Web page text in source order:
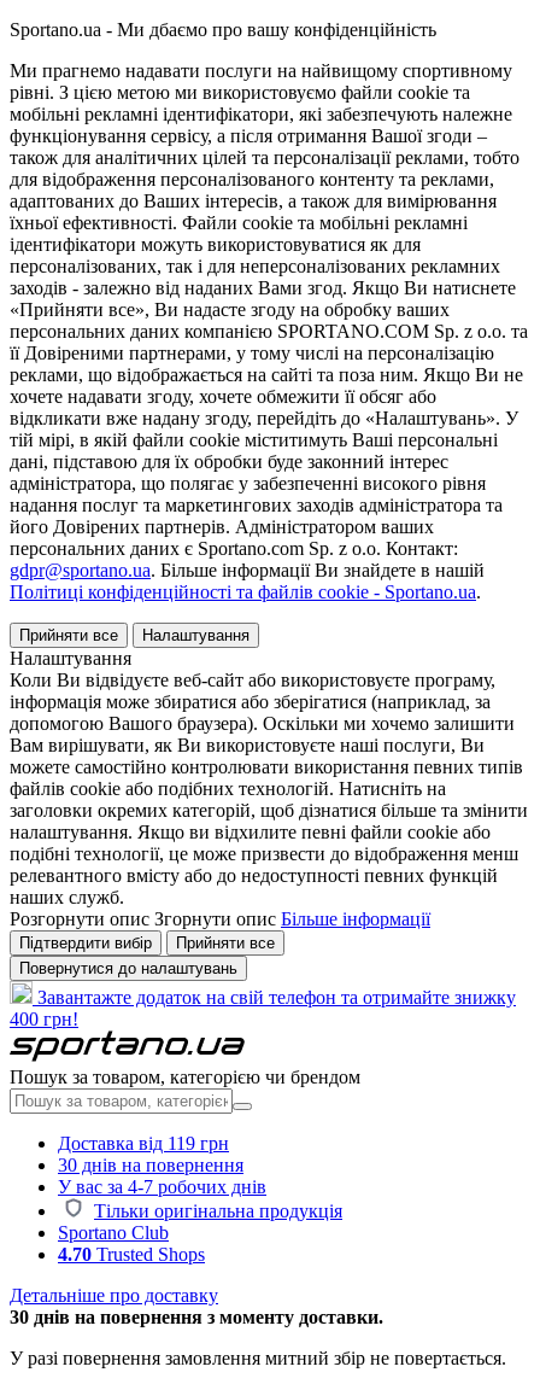
Sportano.ua - Ми дбаємо про вашу конфіденційність
Ми прагнемо надавати послуги на найвищому спортивному
рівні. З цією метою ми використовуємо файли cookie та
мобільні рекламні ідентифікатори, які забезпечують належне
функціонування сервісу, а після отримання Вашої згоди –
також для аналітичних цілей та персоналізації реклами, тобто
для відображення персоналізованого контенту та реклами,
адаптованих до Ваших інтересів, а також для вимірювання
їхньої ефективності. Файли cookie та мобільні рекламні
ідентифікатори можуть використовуватися як для
персоналізованих, так і для неперсоналізованих рекламних
заходів - залежно від наданих Вами згод. Якщо Ви натиснете
«Прийняти все», Ви надасте згоду на обробку ваших
персональних даних компанією SPORTANO.COM Sp. z o.o. та
її Довіреними партнерами, у тому числі на персоналізацію
реклами, що відображається на сайті та поза ним. Якщо Ви не
хочете надавати згоду, хочете обмежити її обсяг або
відкликати вже надану згоду, перейдіть до «Налаштувань». У
тій мірі, в якій файли cookie міститимуть Ваші персональні
дані, підставою для їх обробки буде законний інтерес
адміністратора, що полягає у забезпеченні високого рівня
надання послуг та маркетингових заходів адміністратора та
його Довірених партнерів. Адміністратором ваших
персональних даних є Sportano.com Sp. z o.o. Контакт:
gdpr@sportano.ua. Більше інформації Ви знайдете в нашій
Політиці конфіденційності та файлів cookie - Sportano.ua.
Прийняти все Налаштування
Налаштування
Коли Ви відвідуєте веб-сайт або використовуєте програму,
інформація може збиратися або зберігатися (наприклад, за
допомогою Вашого браузера). Оскільки ми хочемо залишити
Вам вирішувати, як Ви використовуєте наші послуги, Ви
можете самостійно контролювати використання певних типів
файлів cookie або подібних технологій. Натисніть на
заголовки окремих категорій, щоб дізнатися більше та змінити
налаштування. Якщо ви відхилите певні файли cookie або
подібні технології, це може призвести до відображення менш
релевантного вмісту або до недоступності певних функцій
наших служб.
Розгорнути опис Згорнути опис Більше інформації
Підтвердити вибір
Прийняти все
Повернутися до налаштувань
Завантажте додаток на свій телефон та отримайте знижку
400 грн!
Пошук за товаром, категорією чи брендом
Доставка від 119 грн
30 днів на повернення
У вас за 4-7 робочих днів
Тільки оригінальна продукція
Sportano Club
4.70 Trusted Shops
Детальніше про доставку
30 днів на повернення з моменту доставки.
У разі повернення замовлення митний збір не повертається.